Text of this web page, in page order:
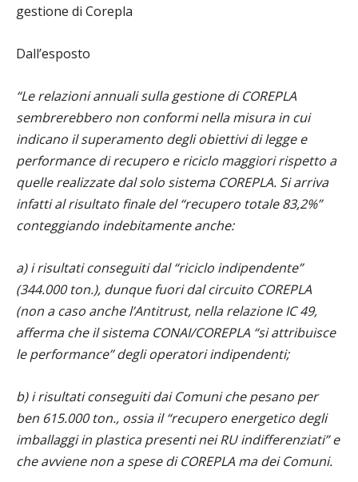
gestione di Corepla
Dall’esposto
“Le relazioni annuali sulla gestione di COREPLA
sembrerebbero non conformi nella misura in cui
indicano il superamento degli obiettivi di legge e
performance di recupero e riciclo maggiori rispetto a
quelle realizzate dal solo sistema COREPLA. Si arriva
infatti al risultato finale del “recupero totale 83,2%”
conteggiando indebitamente anche:
a) i risultati conseguiti dal “riciclo indipendente”
(344.000 ton.), dunque fuori dal circuito COREPLA
(non a caso anche l’Antitrust, nella relazione IC 49,
afferma che il sistema CONAI/COREPLA “si attribuisce
le performance” degli operatori indipendenti;
b) i risultati conseguiti dai Comuni che pesano per
ben 615.000 ton., ossia il “recupero energetico degli
imballaggi in plastica presenti nei RU indifferenziati” e
che avviene non a spese di COREPLA ma dei Comuni.